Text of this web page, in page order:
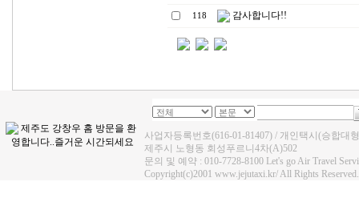
118 감사합니다!!
사업자등록번호(616-01-81407) / 개인택시(승합대
제주시 노형동 회성푸르니4차(A)502
문의 및 예약 : 010-7728-8100 Let's go Air Travel
Copyright(c)2001 www.jejutaxi.kr/ All Rights Reserved.